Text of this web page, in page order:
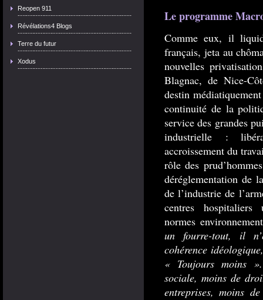
Reopen 911
Révélations4 Blogs
Terre du futur
Xodus
Le programme
Comme eux, il
français, jeta au
nouvelles
Blagnac, de Nice-
destin
continuité de la
service des grandes
industrielle :
accroissement du
rôle des
déréglementation de
de l’industrie de
centres hospitaliers
normes
un fourre-tout, il
cohérence
« Toujours moins
sociale, moins de
entreprises, moins